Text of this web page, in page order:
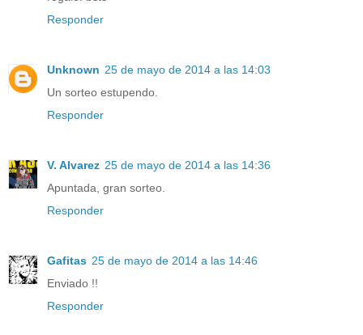
Responder
Unknown 25 de mayo de 2014 a las 14:03
Un sorteo estupendo.
Responder
V. Alvarez 25 de mayo de 2014 a las 14:36
Apuntada, gran sorteo.
Responder
Gafitas 25 de mayo de 2014 a las 14:46
Enviado !!
Responder